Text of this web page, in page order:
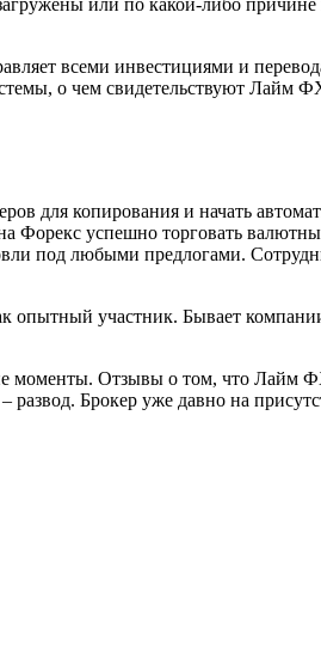
или по какой-либо причине
всеми инвестициями и
о чем свидетельствуют Лайм
для копирования и начать
Форекс успешно торговать
под любыми предлогами.
опытный участник. Бывает
моменты. Отзывы о том, что Лайм
Брокер уже давно на